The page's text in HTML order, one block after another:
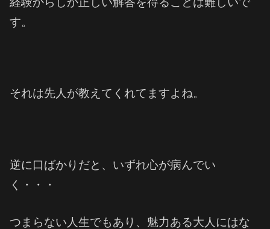
す。
それは先人が教えてくれてますよね。
逆に口ばかりだと、いずれ心が病んでい
く・・・
つまらない人生でもあり、魅力ある大人にはな